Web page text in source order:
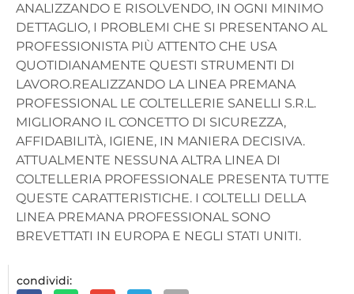
ANALIZZANDO E RISOLVENDO, IN OGNI MINIMO
DETTAGLIO, I PROBLEMI CHE SI PRESENTANO AL
PROFESSIONISTA PIÙ ATTENTO CHE USA
QUOTIDIANAMENTE QUESTI STRUMENTI DI
LAVORO.REALIZZANDO LA LINEA PREMANA
PROFESSIONAL LE COLTELLERIE SANELLI S.R.L.
MIGLIORANO IL CONCETTO DI SICUREZZA,
AFFIDABILITÀ, IGIENE, IN MANIERA DECISIVA.
ATTUALMENTE NESSUNA ALTRA LINEA DI
COLTELLERIA PROFESSIONALE PRESENTA TUTTE
QUESTE CARATTERISTICHE. I COLTELLI DELLA
LINEA PREMANA PROFESSIONAL SONO
BREVETTATI IN EUROPA E NEGLI STATI UNITI.
condividi: